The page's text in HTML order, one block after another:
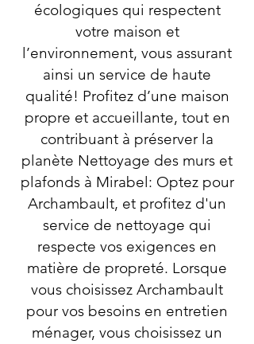
écologiques qui respectent
votre maison et
l’environnement, vous assurant
ainsi un service de haute
qualité! Profitez d’une maison
propre et accueillante, tout en
contribuant à préserver la
planète Nettoyage des murs et
plafonds à Mirabel: Optez pour
Archambault, et profitez d'un
service de nettoyage qui
respecte vos exigences en
matière de propreté. Lorsque
vous choisissez Archambault
pour vos besoins en entretien
ménager, vous choisissez un